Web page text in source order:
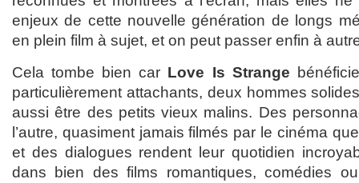
enjeux de cette nouvelle génération de longs
en plein film à sujet, et on peut passer enfin à
Cela tombe bien car Love Is Strange
particulièrement attachants, deux hommes
aussi être des petits vieux malins. Des
l’autre, quasiment jamais filmés par le cinéma
et des dialogues rendent leur quotidien
dans bien des films romantiques, comédies